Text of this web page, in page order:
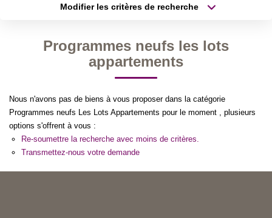
Cadot Beauplet – Safar
Gescofim – Finorgest Paris
Gescofim - Finorgest Aulnay
NOS MÉTIERS
Modifier les critères de recherche
Sélectionnez...
Type de bien
Surface min
Créer une alerte
Programmes neufs les lots
appartements
Nous n'avons pas de biens à vous proposer dans la catégorie
Programmes neufs Les Lots Appartements pour le moment , plusieurs
options s'offrent à vous :
Re-soumettre la recherche avec moins de critères.
Transmettez-nous votre demande